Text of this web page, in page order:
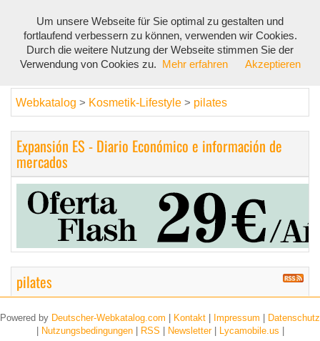
Webkatalog > Kosmetik-Lifestyle > pilates
Expansión ES - Diario Económico e información de
mercados
pilates
Powered by Deutscher-Webkatalog.com Kontakt Impressum
Datenschutz
Nutzungsbedingungen| RSS Newsletter| Lycamobile.us
Um unsere Webseite für Sie optimal zu gestalten und
fortlaufend verbessern zu können, verwenden wir Cookies.
Durch die weitere Nutzung der Webseite stimmen Sie der
Verwendung von Cookies zu.
Mehr erfahren Akzeptieren